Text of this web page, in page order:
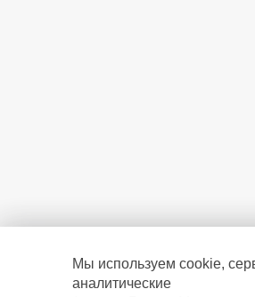
Мы используем cookie,
аналитические